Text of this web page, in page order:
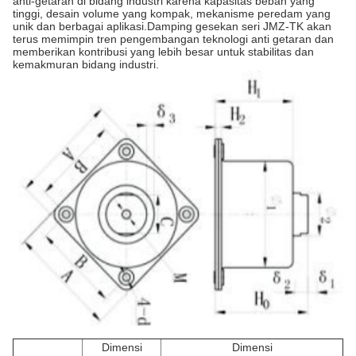
tinggi, desain volume yang kompak, mekanisme peredam yang
unik dan berbagai aplikasi.Damping gesekan seri JMZ-TK akan
terus memimpin tren pengembangan teknologi anti getaran dan
memberikan kontribusi yang lebih besar untuk stabilitas dan
kemakmuran bidang industri.
Dimensi
Dimensi